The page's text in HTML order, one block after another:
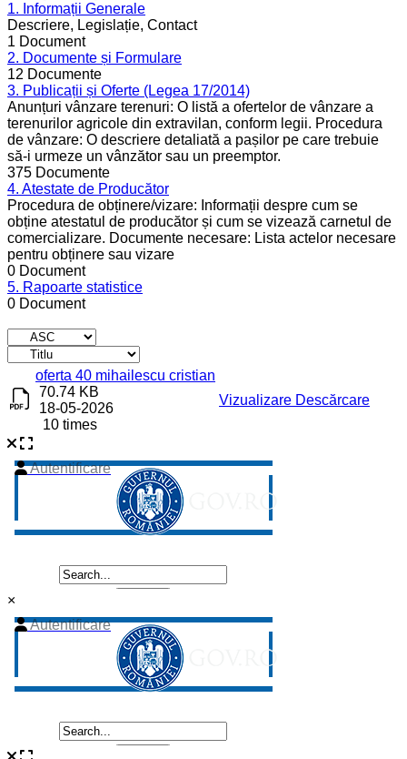
1. Informații Generale
Descriere, Legislație, Contact
1 Document
2. Documente și Formulare
12 Documente
3. Publicații și Oferte (Legea 17/2014)
Anunțuri vânzare terenuri: O listă a ofertelor de vânzare a
terenurilor agricole din extravilan, conform legii. Procedura
de vânzare: O descriere detaliată a pașilor pe care trebuie
să-i urmeze un vânzător sau un preemptor.
375 Documente
4. Atestate de Producător
Procedura de obținere/vizare: Informații despre cum se
obține atestatul de producător și cum se vizează carnetul de
comercializare. Documente necesare: Lista actelor necesare
pentru obținere sau vizare
0 Document
5. Rapoarte statistice
0 Document
Titlu
Descărcare
oferta 40 mihailescu cristian
70.74 KB
18-05-2026
10 times
Vizualizare Descărcare
×